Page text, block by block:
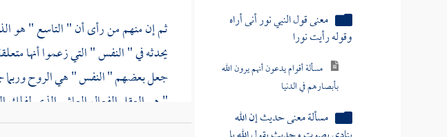
معنى قول النبي نور أنى أراه
وقوله رأيت نورا
مسألة أقوام يدعون أنهم يرون الله
بأبصارهم في الدنيا
مسألة معنى حديث إن الله
ثم إن منهم من رأى أن " التاسع " هو
يحدثه في " النفس " التي زعموا أنها
جعل بعضهم " النفس " هي الروح وربما
" هو العقل الفعال العاشر الذي لفلك
بالنسبة إلى الإنسان يقدر فيه ما